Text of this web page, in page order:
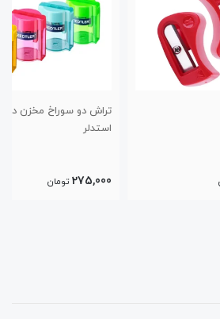
تراش دو سوراخ مخزن دار رنگی
تومان